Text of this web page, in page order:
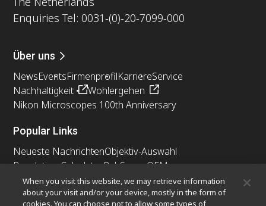
Enquiries Tel: 0031-(0)-20-7099-000
Über uns
NewsEventsFirmenprofilKarriereService
Nachhaltigkeit
Wohlergehen
Nikon Microscopes 100th Anniversary
Popular Links
Neueste NachrichtenObjektiv-Auswahl
Resolution Calculator PubScope OEM
Nikon Small World
MicroscopyU
When you visit this website, we may retrieve information
about your visit and/or your device, mostly in the form of
cookies. You can choose not to allow some types of